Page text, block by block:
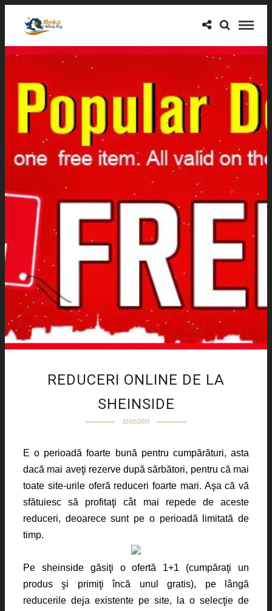
REDUCERI ONLINE DE LA
SHEINSIDE
12/01/2015
E o perioadă foarte bună pentru cumpărături, asta
dacă mai aveţi rezerve după sărbători, pentru că mai
toate site-urile oferă reduceri foarte mari. Aşa că vă
sfătuiesc să profitaţi cât mai repede de aceste
reduceri, deoarece sunt pe o perioadă limitată de
timp.
Pe sheinside găsiţi o ofertă 1+1 (cumpăraţi un
produs şi primiţi încă unul gratis), pe lângă
reducerile deja existente pe site, la o selecţie de